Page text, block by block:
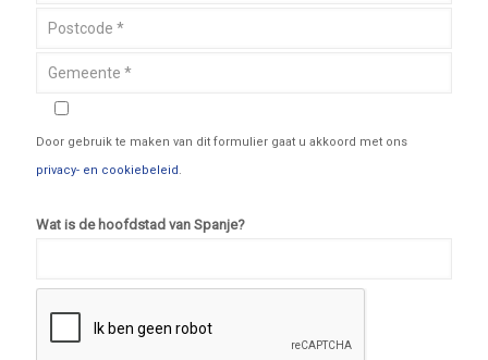
Door gebruik te maken van dit formulier gaat u akkoord met ons
privacy- en cookiebeleid.
Wat is de hoofdstad van Spanje?